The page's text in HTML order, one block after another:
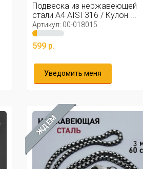
Подвеска из нержавеющей
стали А4 AISI 316 / Кулон ...
Артикул: 00-018015
599 р.
Уведомить меня
ЖДЁМ